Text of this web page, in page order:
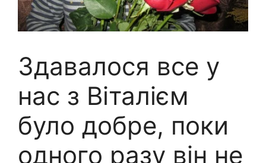
Здавалося все у
нас з Віталієм
було добре, поки
одного разу він не